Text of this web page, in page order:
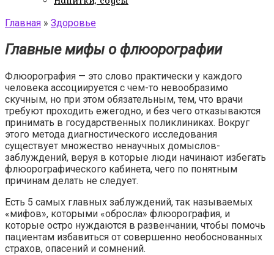
Главная » Здоровье
Главные мифы о флюорографии
Флюорография — это слово практически у каждого
человека ассоциируется с чем-то невообразимо
скучным, но при этом обязательным, тем, что врачи
требуют проходить ежегодно, и без чего отказываются
принимать в государственных поликлиниках. Вокруг
этого метода диагностического исследования
существует множество ненаучных домыслов-
заблуждений, веруя в которые люди начинают избегать
флюорографического кабинета, чего по понятным
причинам делать не следует.
Есть 5 самых главных заблуждений, так называемых
«мифов», которыми «обросла» флюорография, и
которые остро нуждаются в развенчании, чтобы помочь
пациентам избавиться от совершенно необоснованных
страхов, опасений и сомнений.